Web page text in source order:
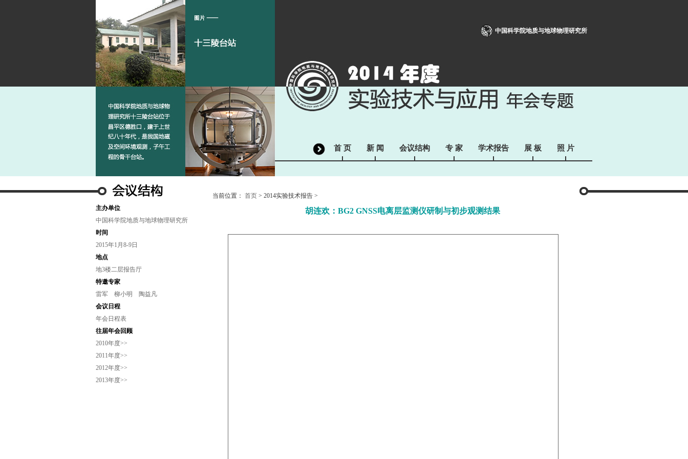
中国科学院地质与地球物理研究所
首 页 新 闻 会议结构 专 家 学术报告 展 板 照 片
主办单位
中国科学院地质与地球物理研究所
时间
2015年1月8-9日
地点
地3楼二层报告厅
特邀专家
雷军
柳小明
陶益凡
会议日程
年会日程表
往届年会回顾
2010年度>>
2011年度>>
2012年度>>
2013年度>>
当前位置： 首页 > 2014实验技术报告 >
胡连欢：BG2 GNSS电离层监测仪研制与初步观测结果